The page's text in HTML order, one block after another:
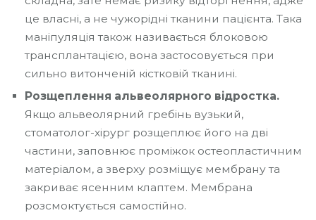
це власні, а не чужорідні тканини пацієнта. Така
маніпуляція також називається блоковою
трансплантацією, вона застосовується при
сильно витонченій кістковій тканині.
Розщеплення альвеолярного відростка.
Якщо альвеолярний гребінь вузький,
стоматолог-хірург розщеплює його на дві
частини, заповнює проміжок остеопластичним
матеріалом, а зверху розміщує мембрану та
закриває ясенним клаптем. Мембрана
розсмоктується самостійно.